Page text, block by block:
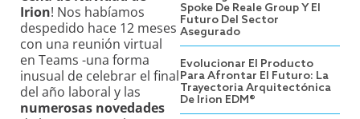
Irion! Nos habíamos
despedido hace 12 meses
con una reunión virtual
en Teams -una forma
inusual de celebrar el final
del año laboral y las
numerosas novedades
Spoke De Reale Group Y El
Futuro Del Sector
Asegurado
Evolucionar El Producto
Para Afrontar El Futuro: La
Trayectoria Arquitectónica
De Irion EDM®